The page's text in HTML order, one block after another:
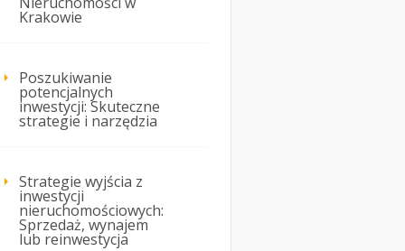
Krakowie
Poszukiwanie
potencjalnych
inwestycji: Skuteczne
strategie i narzędzia
Strategie wyjścia z
inwestycji
nieruchomościowych:
Sprzedaż, wynajem
lub reinwestycja